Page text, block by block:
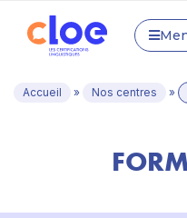
Accueil » Nos centres »